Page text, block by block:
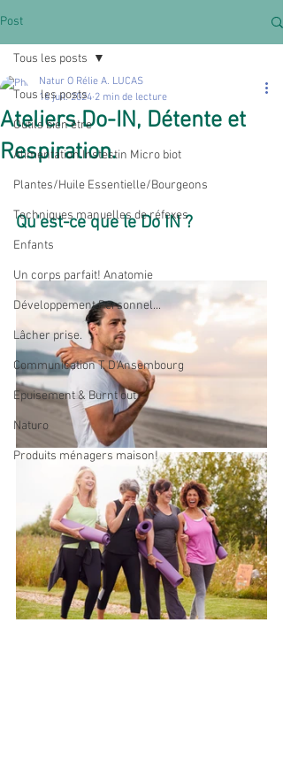
Post
Tous les posts
Outils bien être
Alimentation Instestin Micro biot
Plantes/Huile Essentielle/Bourgeons
Techniques manuelles de réfexes
Enfants
Un corps parfait! Anatomie
Développement Personnel...
Lâcher prise.
Communication T. D'Ansembourg
Epuisement & Burnt out
Naturo
Produits ménagers maison!
Tous les posts
Ateliers Do-IN, Détente et
Respiration.
Natur O Rélie A. LUCAS
16 juil. 2024 2 min de lecture
Qu'est-ce que le Do IN ?